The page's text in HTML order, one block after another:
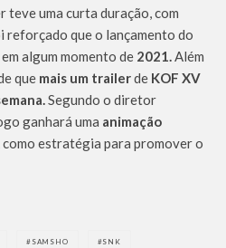
teve uma curta duração, com
reforçado que o lançamento do
algum momento de 2021.Além
que mais um trailerde KOF XV
Segundo o diretor
ganhará uma animação
como estratégia para promover o
SAMSHO SNK